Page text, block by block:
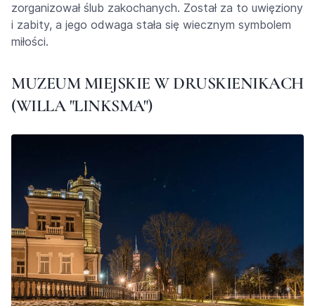
zorganizował ślub zakochanych. Został za to uwięziony
i zabity, a jego odwaga stała się wiecznym symbolem
miłości.
MUZEUM MIEJSKIE W DRUSKIENIKACH
(WILLA "LINKSMA")